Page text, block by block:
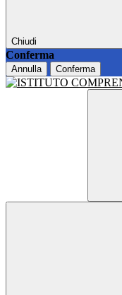
Chiudi
Conferma
Annulla Conferma